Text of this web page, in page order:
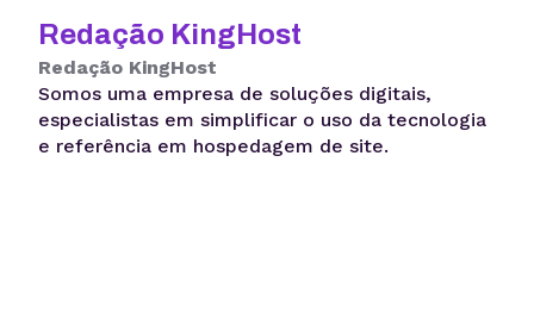
Redação KingHost
Redação KingHost
Somos uma empresa de soluções digitais,
especialistas em simplificar o uso da tecnologia
e referência em hospedagem de site.